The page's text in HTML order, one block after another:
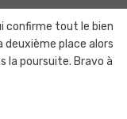
confirme tout le bien
deuxième place alors
la poursuite. Bravo à